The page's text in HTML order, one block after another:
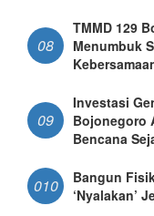
08
TMMD 129
Menumbuk
09
Investasi
Bojonegoro
Bencana
010
Bangun
‘Nyalakan’